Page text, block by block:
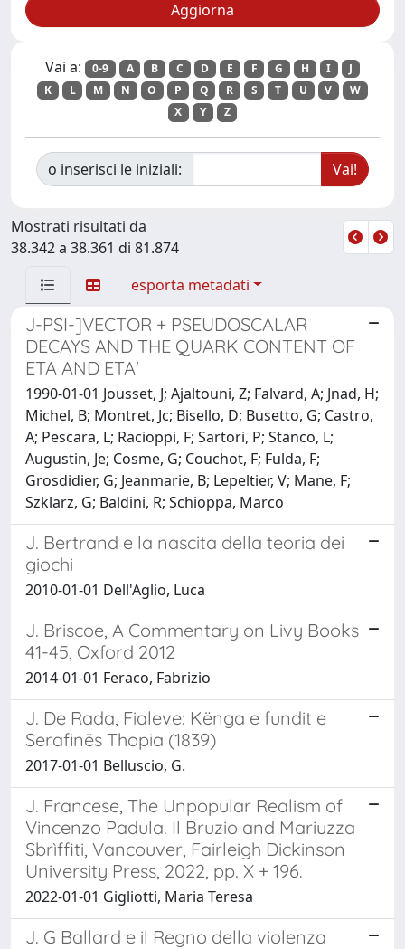
Vai a: 0-9 A B C D E F G H I
J
K
L M N O P Q R S T U V
W
X
Y Z
o inserisci le iniziali:
Mostrati risultati da
38.342 a 38.361 di 81.874
esporta metadati
J-PSI-]VECTOR + PSEUDOSCALAR
DECAYS AND THE QUARK CONTENT OF
ETA AND ETA'
1990-01-01 Jousset, J; Ajaltouni, Z; Falvard, A; Jnad, H;
Michel, B; Montret, Jc; Bisello, D; Busetto, G; Castro,
A; Pescara, L; Racioppi, F; Sartori, P; Stanco, L;
Augustin, Je; Cosme, G; Couchot, F; Fulda, F;
Grosdidier, G; Jeanmarie, B; Lepeltier, V; Mane, F;
Szklarz, G; Baldini, R; Schioppa, Marco
J. Bertrand e la nascita della teoria dei
giochi
2010-01-01 Dell'Aglio, Luca
J. Briscoe, A Commentary on Livy Books
41-45, Oxford 2012
2014-01-01 Feraco, Fabrizio
J. De Rada, Fialeve: Kënga e fundit e
Serafinës Thopia (1839)
2017-01-01 Belluscio, G.
J. Francese, The Unpopular Realism of
Vincenzo Padula. Il Bruzio and Mariuzza
Sbrìffiti, Vancouver, Fairleigh Dickinson
University Press, 2022, pp. X + 196.
2022-01-01 Gigliotti, Maria Teresa
J. G Ballard e il Regno della violenza